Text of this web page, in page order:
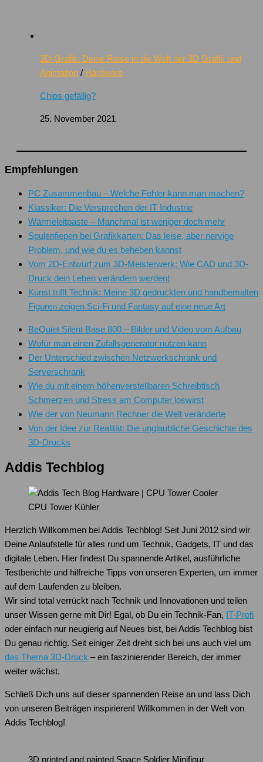
3D-Grafik: Deine Reise in die Welt der 3D Grafik und
Animation / Hardware
Chips gefällig?
25. November 2021
Empfehlungen
PC Zusammenbau – Welche Fehler kann man machen?
Klassiker: Die Versprechen der IT Industrie
Wärmeleitpaste – Manchmal ist weniger doch mehr
Spulenfiepen bei Grafikkarten: Das leise, aber nervige
Problem, und wie du es beheben kannst
Vom 2D-Entwurf zum 3D-Meisterwerk: Wie CAD und 3D-
Druck dein Leben verändern werden!
Kunst trifft Technik: Meine 3D gedruckten und handbemalten
Figuren zeigen Sci-Fi und Fantasy auf eine neue Art
BeQuiet Silent Base 800 – Bilder und Video vom Aufbau
Wofür man einen Zufallsgenerator nutzen kann
Der Unterschied zwischen Netzwerkschrank und
Serverschrank
Wie du mit einem höhenverstellbaren Schreibtisch
Schmerzen und Stress am Computer loswirst
Wie der von Neumann Rechner die Welt veränderte
Von der Idee zur Realität: Die unglaubliche Geschichte des
3D-Drucks
Addis Techblog
CPU Tower Kühler
Herzlich Willkommen bei Addis Techblog! Seit Juni 2012 sind wir
Deine Anlaufstelle für alles rund um Technik, Gadgets, IT und das
digitale Leben. Hier findest Du spannende Artikel, ausführliche
Testberichte und hilfreiche Tipps von unseren Experten, um immer
auf dem Laufenden zu bleiben.
Wir sind total verrückt nach Technik und Innovationen und teilen
unser Wissen gerne mit Dir! Egal, ob Du ein Technik-Fan, IT-Profi
oder einfach nur neugierig auf Neues bist, bei Addis Techblog bist
Du genau richtig. Seit einiger Zeit dreht sich bei uns auch viel um
das Thema 3D-Druck – ein faszinierender Bereich, der immer
weiter wächst.
Schließ Dich uns auf dieser spannenden Reise an und lass Dich
von unseren Beiträgen inspirieren! Willkommen in der Welt von
Addis Techblog!
3D printed and painted Space Soldier Minifigur